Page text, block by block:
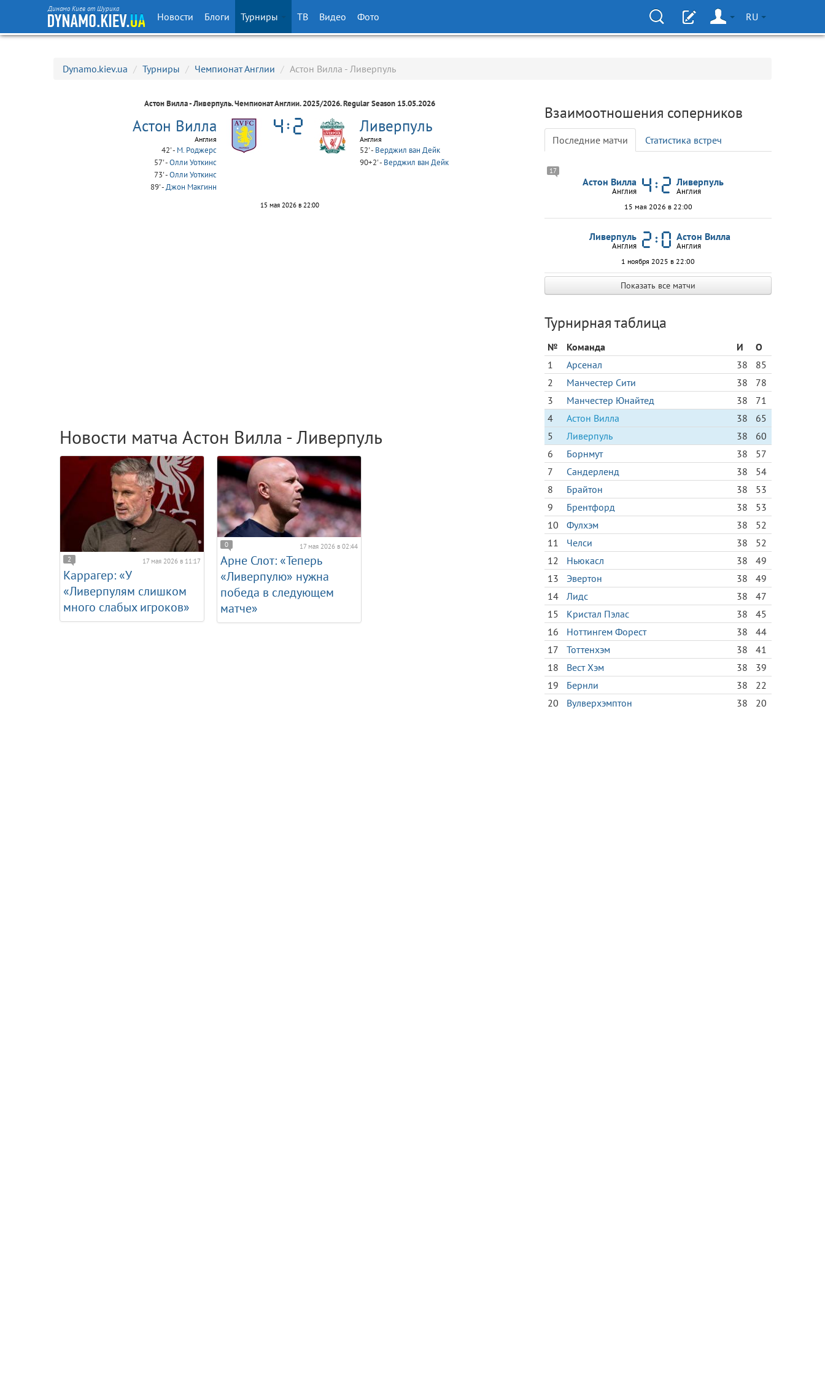
Динамо Киев от Шурика
Новости Блоги Турниры ТВ Видео Фото RU
Dynamo.kiev.ua / Турниры / Чемпионат Англии / Астон Вилла - Ливерпуль
Астон Вилла - Ливерпуль.Чемпионат Англии. 2025/2026. Regular Season 15.05.2026
Астон Вилла
Англия
42' - M. Роджерс
57' -Олли Уоткинс
73' -Олли Уоткинс
89' -Джон Макгинн
Ливерпуль
Англия
52' - Верджил ван Дейк
90+2' - Верджил ван Дейк
15 мая 2026 в 22:00
Новости матча Астон Вилла - Ливерпуль
2 17 мая 2026 в 11:17
Каррагер: «У
«Ливерпулям слишком
много слабых игроков»
0 17 мая 2026 в 02:44
Арне Слот: «Теперь
«Ливерпулю» нужна
победа в следующем
матче»
Взаимоотношения соперников
Последние матчи Статистика встреч
Астон Вилла
Англия
Ливерпуль
Англия
15 мая 2026 в 22:00
17
Ливерпуль
Англия
Астон Вилла
Англия
1 ноября 2025 в 22:00
Показать все матчи
Турнирная таблица
№ Команда И
О
1
Арсенал 38
85
2
Манчестер Сити 38
78
3
Манчестер Юнайтед 38
71
4
Астон Вилла 38
65
5
Ливерпуль 38
60
6
Борнмут 38
57
7
Сандерленд 38
54
8
Брайтон 38
53
9
Брентфорд 38
53
10
Фулхэм 38
52
11
Челси 38
52
12
Ньюкасл 38
49
13
Эвертон 38
49
14
Лидс 38
47
15
Кристал Пэлас 38
45
16
Ноттингем Форест 38
44
17
Тоттенхэм 38
41
18
Вест Хэм 38
39
19
Бернли 38
22
20
Вулверхэмптон 38 20